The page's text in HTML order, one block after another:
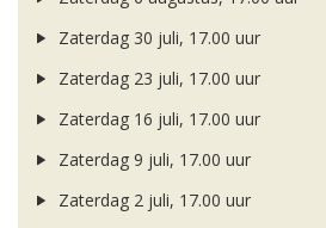
Zaterdag 30 juli, 17.00 uur
Zaterdag 23 juli, 17.00 uur
Zaterdag 16 juli, 17.00 uur
Zaterdag 9 juli, 17.00 uur
Zaterdag 2 juli, 17.00 uur